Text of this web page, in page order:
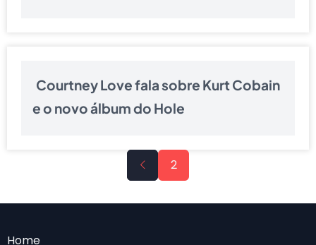
Courtney Love fala sobre Kurt Cobain
e o novo álbum do Hole
Previous
page
2
Menu
Home